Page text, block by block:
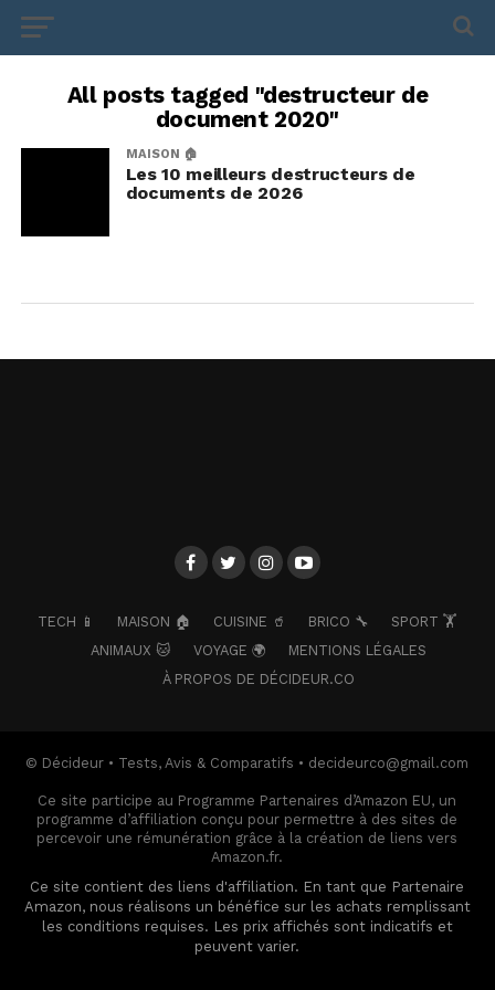
All posts tagged "destructeur de
document 2020"
MAISON 🏠
Les 10 meilleurs destructeurs de
documents de 2026
TECH 📱 MAISON 🏠 CUISINE 🥤 BRICO 🔧
SPORT 🏋️
ANIMAUX 🐱
VOYAGE 🌍
MENTIONS LÉGALES
À PROPOS DE DÉCIDEUR.CO
© Décideur • Tests, Avis & Comparatifs • decideurco@gmail.com
Ce site participe au Programme Partenaires d’Amazon EU, un
programme d’affiliation conçu pour permettre à des sites de
percevoir une rémunération grâce à la création de liens vers
Amazon.fr.
Ce site contient des liens d'affiliation. En tant que Partenaire
Amazon, nous réalisons un bénéfice sur les achats remplissant
les conditions requises. Les prix affichés sont indicatifs et
peuvent varier.